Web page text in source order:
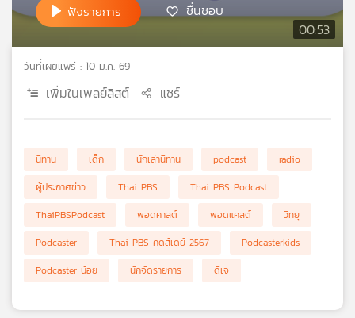
ข่าว
และ
กิจกรรม
เครือ
พี
00:53
ฟังรายการ ชื่นชอบ
วันที่เผยแพร่ : 10 ม.ค. 69
เพิ่มในเพลย์ลิสต์ แชร์
นิทาน เด็ก นักเล่านิทาน podcast
radio
ผู้ประกาศข่าว
Thai PBS
Thai PBS Podcast
ThaiPBSPodcast
พอดคาสต์ พอดแคสต์
วิทยุ
Podcaster
Thai PBS คิดส์เดย์ 2567
Podcasterkids
Podcaster น้อย
นักจัดรายการ ดีเจ